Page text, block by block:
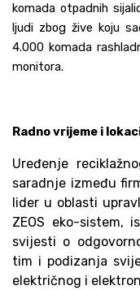
komada otpadnih
ljudi zbog žive koju
4.000 komada
monitora.
Radno vrijeme i
Uređenje
saradnje između
lider u oblasti
ZEOS eko-sistem,
svijesti o
tim i podizanja
električnog i